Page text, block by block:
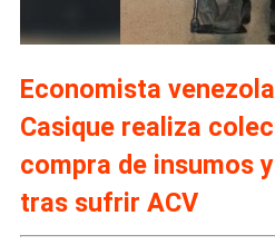
Economista
Casique realiza
compra de insumos
tras sufrir ACV